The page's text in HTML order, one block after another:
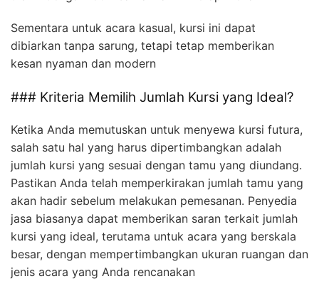
Sementara untuk acara kasual, kursi ini dapat
dibiarkan tanpa sarung, tetapi tetap memberikan
kesan nyaman dan modern
### Kriteria Memilih Jumlah Kursi yang Ideal?
Ketika Anda memutuskan untuk menyewa kursi futura,
salah satu hal yang harus dipertimbangkan adalah
jumlah kursi yang sesuai dengan tamu yang diundang.
Pastikan Anda telah memperkirakan jumlah tamu yang
akan hadir sebelum melakukan pemesanan. Penyedia
jasa biasanya dapat memberikan saran terkait jumlah
kursi yang ideal, terutama untuk acara yang berskala
besar, dengan mempertimbangkan ukuran ruangan dan
jenis acara yang Anda rencanakan